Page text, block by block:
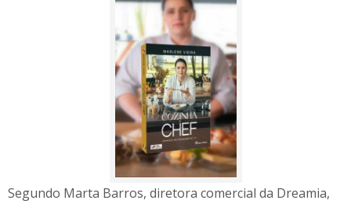
Segundo Marta Barros, diretora comercial da Dreamia,